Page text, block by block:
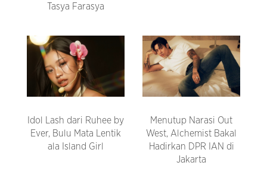
Tasya Farasya
Idol Lash dari Ruhee by
Ever, Bulu Mata Lentik
ala Island Girl
Menutup Narasi Out
West, Alchemist Bakal
Hadirkan DPR IAN di
Jakarta